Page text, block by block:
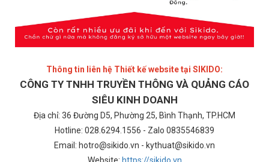
Thông tin liên hệ Thiết kế website tại SIKIDO:
CÔNG TY TNHH TRUYỀN THÔNG VÀ QUẢNG CÁO
SIÊU KINH DOANH
Địa chỉ: 36 Đường D5, Phường 25, Bình Thạnh, TP.HCM
Hotline: 028.6294.1556 - Zalo 0835546839
Email: hotro@sikido.vn - kythuat@sikido.vn
Website: https://sikido.vn